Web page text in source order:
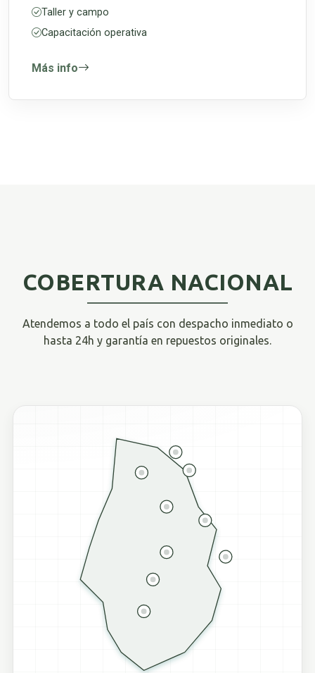
Taller y campo
Capacitación operativa
Más info
COBERTURA NACIONAL
Atendemos a todo el país con despacho inmediato o
hasta 24h y garantía en repuestos originales.